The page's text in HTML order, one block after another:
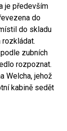
je především
do
do skladu
zubních
rozpoznat.
Welcha, jehož
kabině sedět